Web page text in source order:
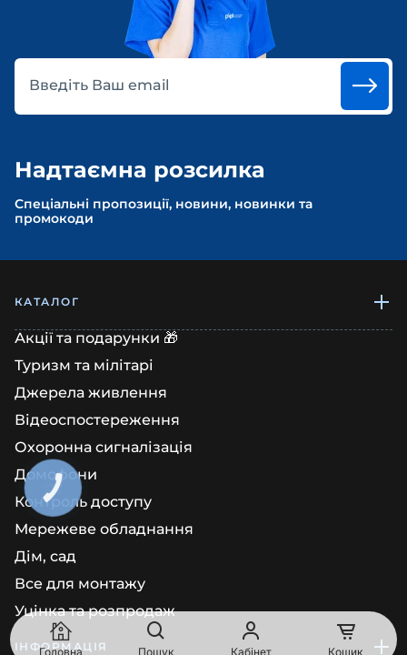
Введіть Ваш email
Надтаємна розсилка
Спеціальні пропозиції, новини, новинки та
промокоди
Головна Пошук Кабінет Кошик
КАТАЛОГ
Акції та подарунки 🎁
Туризм та мілітарі
Джерела живлення
Відеоспостереження
Охоронна сигналізація
Домофони
Контроль доступу
Мережеве обладнання
Дім, сад
Все для монтажу
Уцінка та розпродаж
ІНФОРМАЦІЯ
КНОПКА
ЗВ'ЯЗКУ